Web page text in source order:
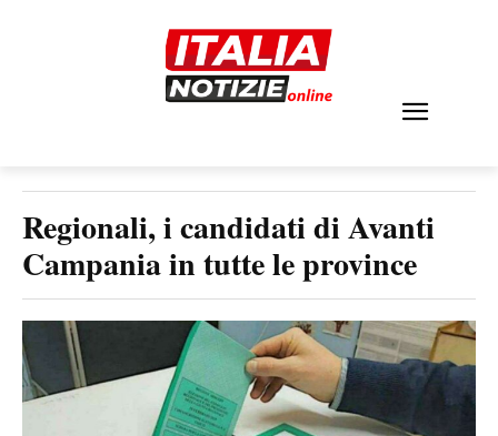
Regionali, i candidati di Avanti
Campania in tutte le province